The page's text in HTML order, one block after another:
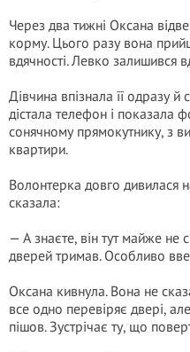
Через два тижні Оксана
корму. Цього разу вона
вдячності. Левко залишився
Дівчина впізнала її одразу й
дістала телефон і показала
сонячному прямокутнику, з
квартири.
Волонтерка довго дивилася
сказала:
— А знаєте, він тут майже не
дверей тримав. Особливо
Оксана кивнула. Вона не
все одно перевіряє двері,
пішов. Зустрічає ту, що